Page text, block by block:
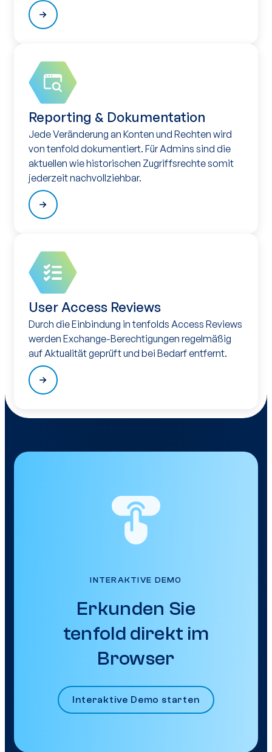
Reporting & Dokumentation
Jede Veränderung an Konten und Rechten wird
von tenfold dokumentiert. Für Admins sind die
aktuellen wie historischen Zugriffsrechte somit
jederzeit nachvollziehbar.
User Access Reviews
Durch die Einbindung in tenfolds Access Reviews
werden Exchange-Berechtigungen regelmäßig
auf Aktualität geprüft und bei Bedarf entfernt.
INTERAKTIVE DEMO
Erkunden Sie
tenfold direkt im
Browser
Interaktive Demo starten